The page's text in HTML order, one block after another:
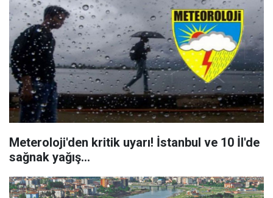
Meteroloji'den kritik uyarı! İstanbul ve 10 İl'de
sağnak yağış...